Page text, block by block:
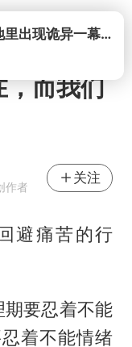
打开西平命案8天未破，玉米地里出现诡异一幕，我突然想起了欧金中
，而我们
作者
关注
避痛苦的行
要忍着不能
着不能情绪